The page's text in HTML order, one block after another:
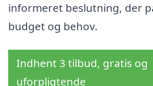
informeret beslutning, der
budget og behov.
Indhent 3 tilbud, gratis og
uforpligtende